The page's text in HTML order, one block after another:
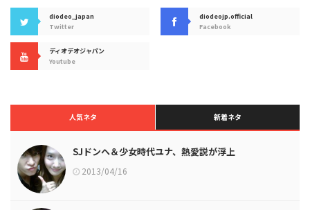
diodeo_japan
Twitter
diodeojp.official
Facebook
ディオデオジャパン
Youtube
人気ネタ 新着ネタ
SJドンヘ＆少女時代ユナ、熱愛説が浮上
2013/04/16